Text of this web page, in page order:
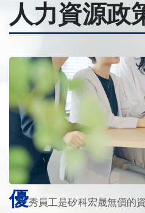
人力資源政
優秀員工是矽科宏晟無價的